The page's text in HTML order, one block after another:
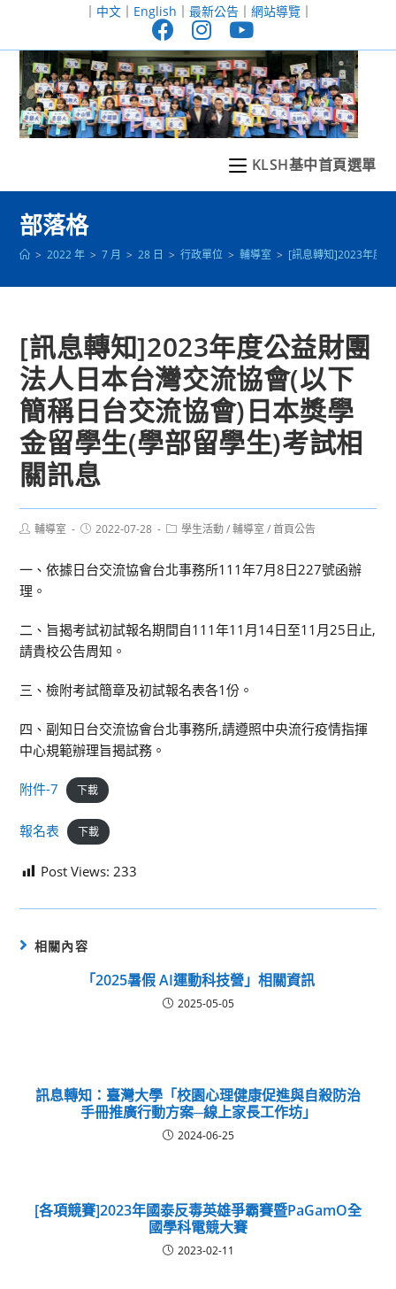
至
｜ 中文｜ English ｜ 最新公告｜ 網站導覽｜
KLSH基中首頁選單
部落格
> 2022 年 > 7 月 > 28 日 > 行政單位 > 輔導室 > [訊息轉知]2023年度
[訊息轉知]2023年度公益財團
法人日本台灣交流協會(以下
簡稱日台交流協會)日本獎學
金留學生(學部留學生)考試相
關訊息
Post輔導室
Post2022-07-28
Post學生活動 / 輔導室 / 首頁公告
一、依據日台交流協會台北事務所111年7月8日227號函辦
理。
二、旨揭考試初試報名期間自111年11月14日至11月25日止,
請貴校公告周知。
三、檢附考試簡章及初試報名表各1份。
四、副知日台交流協會台北事務所,請遵照中央流行疫情指揮
中心規範辦理旨揭試務。
附件-7 下載
報名表 下載
Post Views: 233
相關內容
「2025暑假 AI運動科技營」相關資訊
2025-05-05
訊息轉知：臺灣大學「校園心理健康促進與自殺防治
手冊推廣行動方案─線上家長工作坊」
2024-06-25
[各項競賽]2023年國泰反毒英雄爭霸賽暨PaGamO全
國學科電競大賽
2023-02-11